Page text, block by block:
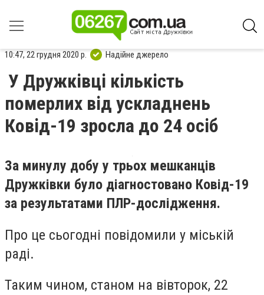
10:47, 22 грудня 2020 р. Надійне джерело
У Дружківці кількість
померлих від ускладнень
Ковід-19 зросла до 24 осіб
За минулу добу у трьох мешканців
Дружківки було діагностовано Ковід-19
за результатами ПЛР-дослідження.
Про це сьогодні повідомили у міській
раді.
Таким чином, станом на вівторок, 22